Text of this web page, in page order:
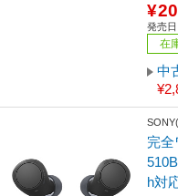
発売
在
中
完全
h対